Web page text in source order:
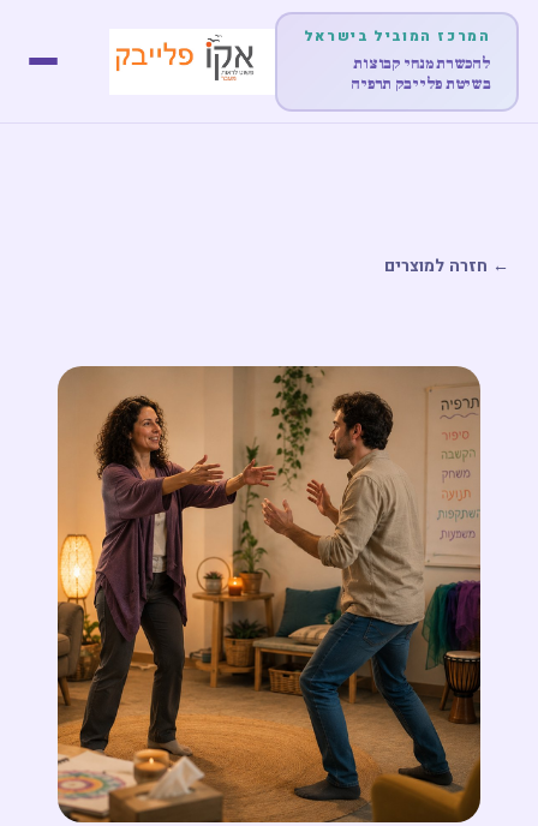
מוצרים
פוסטים
מפגש חשיפה ←
המרכז המוביל בישראל
להכשרת מנחי קבוצות
בשיטת פלייבק תרפיה
← חזרה למוצרים